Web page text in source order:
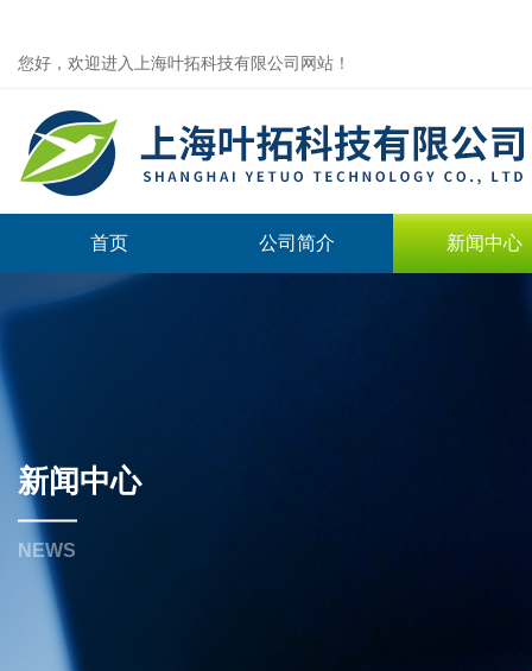
您好，欢迎进入上海叶拓科技有限公司网站！
首页 公司简介 新闻中心
新闻中心
NEWS